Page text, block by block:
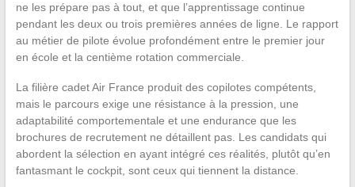
ne les prépare pas à tout, et que l’apprentissage continue
pendant les deux ou trois premières années de ligne. Le rapport
au métier de pilote évolue profondément entre le premier jour
en école et la centième rotation commerciale.
La filière cadet Air France produit des copilotes compétents,
mais le parcours exige une résistance à la pression, une
adaptabilité comportementale et une endurance que les
brochures de recrutement ne détaillent pas. Les candidats qui
abordent la sélection en ayant intégré ces réalités, plutôt qu’en
fantasmant le cockpit, sont ceux qui tiennent la distance.